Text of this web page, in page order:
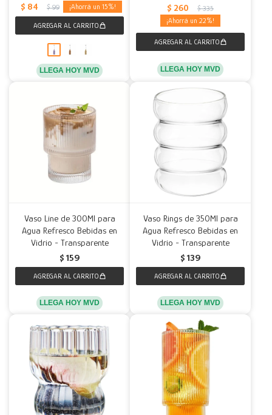
$ 84 $ 99 15
LLEGA HOY MVD
$ 260 $ 335
22
LLEGA HOY MVD
Vaso Line de 300Ml para
Agua Refresco Bebidas en
Vidrio - Transparente
$ 159
LLEGA HOY MVD
Vaso Rings de 350Ml para
Agua Refresco Bebidas en
Vidrio - Transparente
$ 139
LLEGA HOY MVD